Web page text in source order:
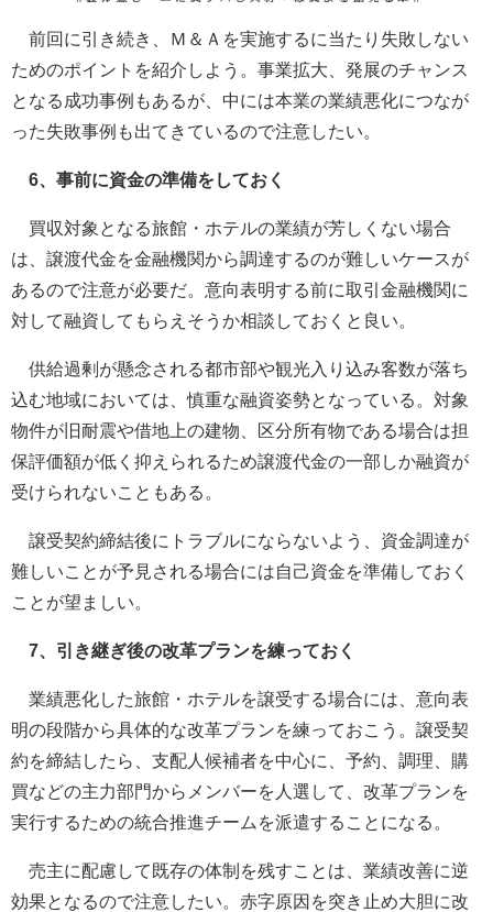
前回に引き続き、Ｍ＆Ａを実施するに当たり失敗しない
ためのポイントを紹介しよう。事業拡大、発展のチャンス
となる成功事例もあるが、中には本業の業績悪化につなが
った失敗事例も出てきているので注意したい。
6、事前に資金の準備をしておく
買収対象となる旅館・ホテルの業績が芳しくない場合
は、譲渡代金を金融機関から調達するのが難しいケースが
あるので注意が必要だ。意向表明する前に取引金融機関に
対して融資してもらえそうか相談しておくと良い。
供給過剰が懸念される都市部や観光入り込み客数が落ち
込む地域においては、慎重な融資姿勢となっている。対象
物件が旧耐震や借地上の建物、区分所有物である場合は担
保評価額が低く抑えられるため譲渡代金の一部しか融資が
受けられないこともある。
譲受契約締結後にトラブルにならないよう、資金調達が
難しいことが予見される場合には自己資金を準備しておく
ことが望ましい。
7、引き継ぎ後の改革プランを練っておく
業績悪化した旅館・ホテルを譲受する場合には、意向表
明の段階から具体的な改革プランを練っておこう。譲受契
約を締結したら、支配人候補者を中心に、予約、調理、購
買などの主力部門からメンバーを人選して、改革プランを
実行するための統合推進チームを派遣することになる。
売主に配慮して既存の体制を残すことは、業績改善に逆
効果となるので注意したい。赤字原因を突き止め大胆に改